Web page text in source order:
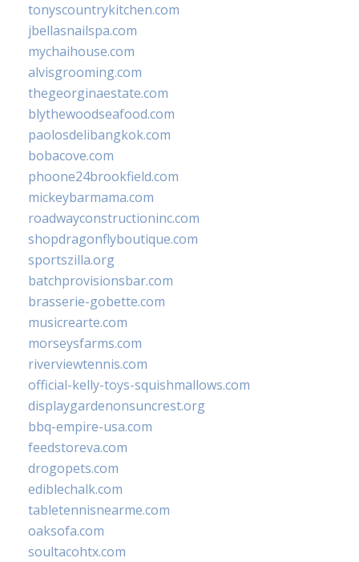
tonyscountrykitchen.com
jbellasnailspa.com
mychaihouse.com
alvisgrooming.com
thegeorginaestate.com
blythewoodseafood.com
paolosdelibangkok.com
bobacove.com
phoone24brookfield.com
mickeybarmama.com
roadwayconstructioninc.com
shopdragonflyboutique.com
sportszilla.org
batchprovisionsbar.com
brasserie-gobette.com
musicrearte.com
morseysfarms.com
riverviewtennis.com
official-kelly-toys-squishmallows.com
displaygardenonsuncrest.org
bbq-empire-usa.com
feedstoreva.com
drogopets.com
ediblechalk.com
tabletennisnearme.com
oaksofa.com
soultacohtx.com